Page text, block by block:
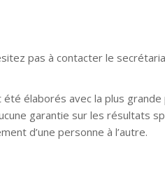
pas à contacter le
élaborés avec la plus grande
garantie sur les résultats
d’une personne à l’autre.